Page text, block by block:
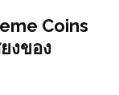
Coins
งของ